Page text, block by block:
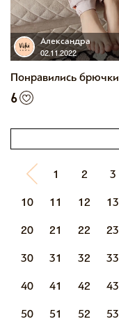
Александра
02.11.2022
Понравились брючки
6
1 2 3
10 11 12 13
20 21 22 23
30 31 32 33
40 41 42 43
50 51 52 53